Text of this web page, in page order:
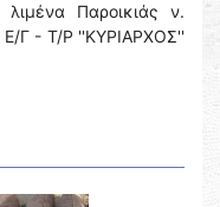
Παροικιάς ν.
Ε/Γ - Τ/Ρ ''ΚΥΡΙΑΡΧΟΣ''